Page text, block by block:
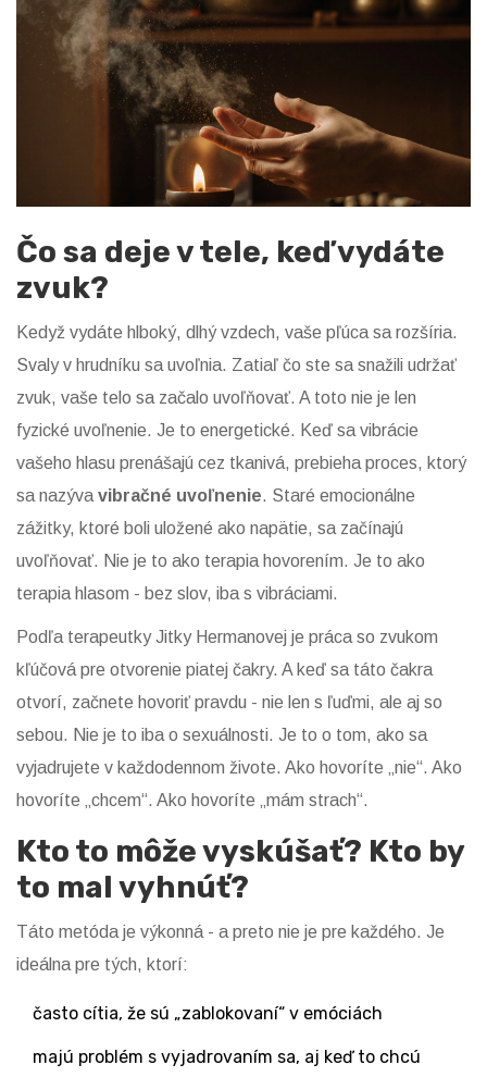
Čo sa deje v tele, keď vydáte
zvuk?
Kedyž vydáte hlboký, dlhý vzdech, vaše pľúca sa rozšíria.
Svaly v hrudníku sa uvoľnia. Zatiaľ čo ste sa snažili udržať
zvuk, vaše telo sa začalo uvoľňovať. A toto nie je len
fyzické uvoľnenie. Je to energetické. Keď sa vibrácie
vašeho hlasu prenášajú cez tkanivá, prebieha proces, ktorý
sa nazýva vibračné uvoľnenie. Staré emocionálne
zážitky, ktoré boli uložené ako napätie, sa začínajú
uvoľňovať. Nie je to ako terapia hovorením. Je to ako
terapia hlasom - bez slov, iba s vibráciami.
Podľa terapeutky Jitky Hermanovej je práca so zvukom
kľúčová pre otvorenie piatej čakry. A keď sa táto čakra
otvorí, začnete hovoriť pravdu - nie len s ľuďmi, ale aj so
sebou. Nie je to iba o sexuálnosti. Je to o tom, ako sa
vyjadrujete v každodennom živote. Ako hovoríte „nie“. Ako
hovoríte „chcem“. Ako hovoríte „mám strach“.
Kto to môže vyskúšať? Kto by
to mal vyhnúť?
Táto metóda je výkonná - a preto nie je pre každého. Je
ideálna pre tých, ktorí:
často cítia, že sú „zablokovaní“ v emóciách
majú problém s vyjadrovaním sa, aj keď to chcú